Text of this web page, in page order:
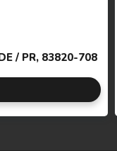
/ PR, 83820-708